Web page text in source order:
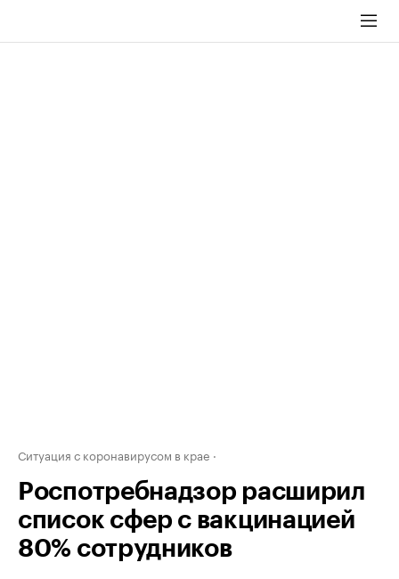
Ситуация с коронавирусом в крае
Роспотребнадзор расширил
список сфер с вакцинацией
80% сотрудников